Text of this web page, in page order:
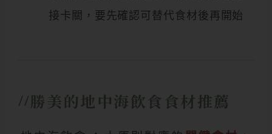
接卡關，要先確認可替代食材後再開始
勝美的地中海飲食食材推薦